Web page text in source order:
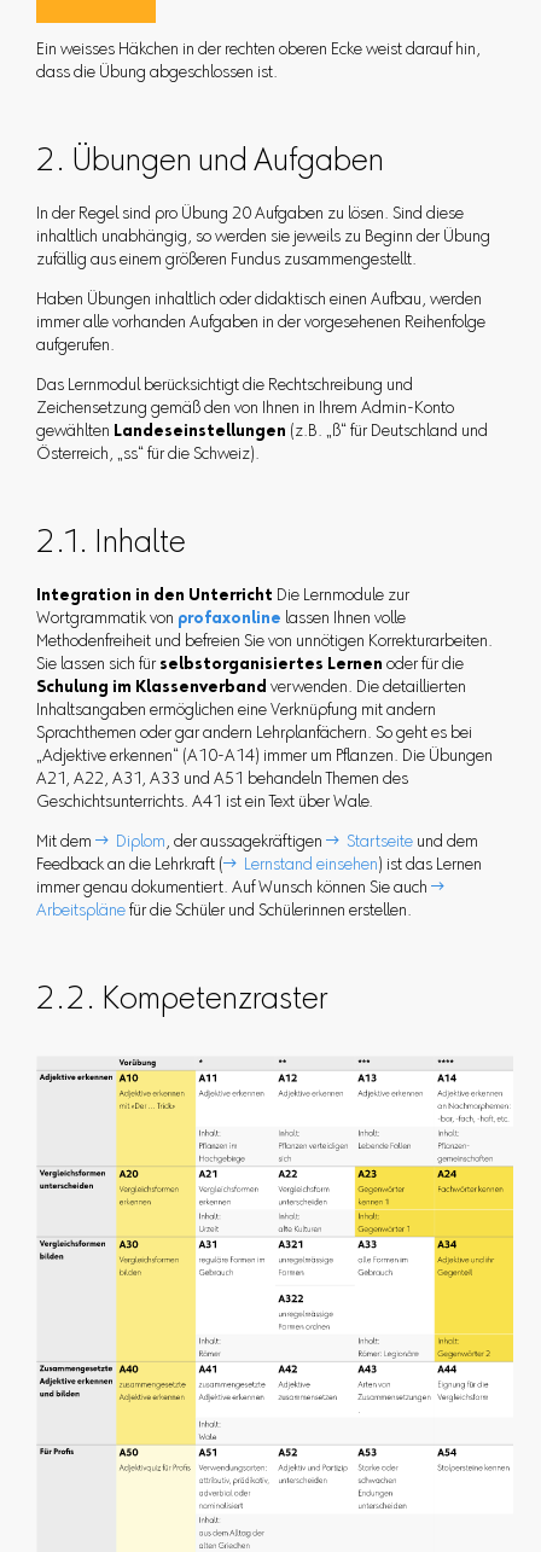
Ein weisses Häkchen in der rechten oberen Ecke weist darauf hin,
dass die Übung abgeschlossen ist.
2. Übungen und Aufgaben
In der Regel sind pro Übung 20 Aufgaben zu lösen. Sind diese
inhaltlich unabhängig, so werden sie jeweils zu Beginn der Übung
zufällig aus einem größeren Fundus zusammengestellt.
Haben Übungen inhaltlich oder didaktisch einen Aufbau, werden
immer alle vorhanden Aufgaben in der vorgesehenen Reihenfolge
aufgerufen.
Das Lernmodul berücksichtigt die Rechtschreibung und
Zeichensetzung gemäß den von Ihnen in Ihrem Admin-Konto
gewählten Landeseinstellungen (z.B. „ß“ für Deutschland und
Österreich, „ss“ für die Schweiz).
2.1. Inhalte
Integration in den Unterricht Die Lernmodule zur
Wortgrammatik von profaxonline lassen Ihnen volle
Methodenfreiheit und befreien Sie von unnötigen Korrekturarbeiten.
Sie lassen sich für selbstorganisiertes Lernen oder für die
Schulung im Klassenverband verwenden. Die detaillierten
Inhaltsangaben ermöglichen eine Verknüpfung mit andern
Sprachthemen oder gar andern Lehrplanfächern. So geht es bei
„Adjektive erkennen“ (A10-A14) immer um Pflanzen. Die Übungen
A21, A22, A31, A33 und A51 behandeln Themen des
Geschichtsunterrichts. A41 ist ein Text über Wale.
Mit dem  Diplom, der aussagekräftigen  Startseiteund dem
Feedback an die Lehrkraft ( Lernstand einsehen) ist das Lernen
immer genau dokumentiert. Auf Wunsch können Sie auch 
Arbeitsplänefür die Schüler und Schülerinnen erstellen.
2.2. Kompetenzraster